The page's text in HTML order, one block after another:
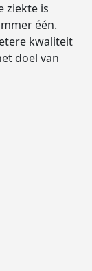
ziekte is
één.
kwaliteit
doel van